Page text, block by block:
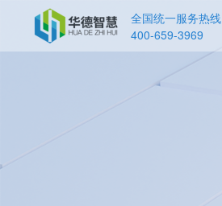
全国统一服务热线
400-659-3969